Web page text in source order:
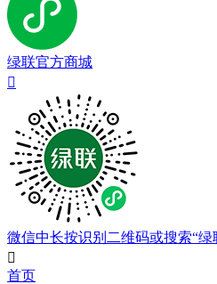
绿联官方商城

微信中长按识别二维码或搜索“绿

首页